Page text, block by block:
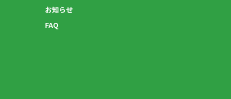
お知らせ
FAQ